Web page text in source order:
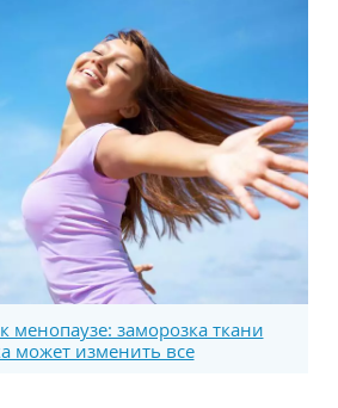
менопаузе: заморозка ткани
может изменить все